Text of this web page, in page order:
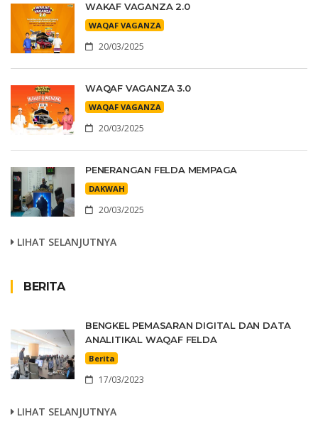
WAKAF VAGANZA 2.0
WAQAF VAGANZA
20/03/2025
WAQAF VAGANZA 3.0
WAQAF VAGANZA
20/03/2025
PENERANGAN FELDA MEMPAGA
DAKWAH
20/03/2025
LIHAT SELANJUTNYA
BERITA
BENGKEL PEMASARAN DIGITAL DAN DATA
ANALITIKAL WAQAF FELDA
Berita
17/03/2023
LIHAT SELANJUTNYA